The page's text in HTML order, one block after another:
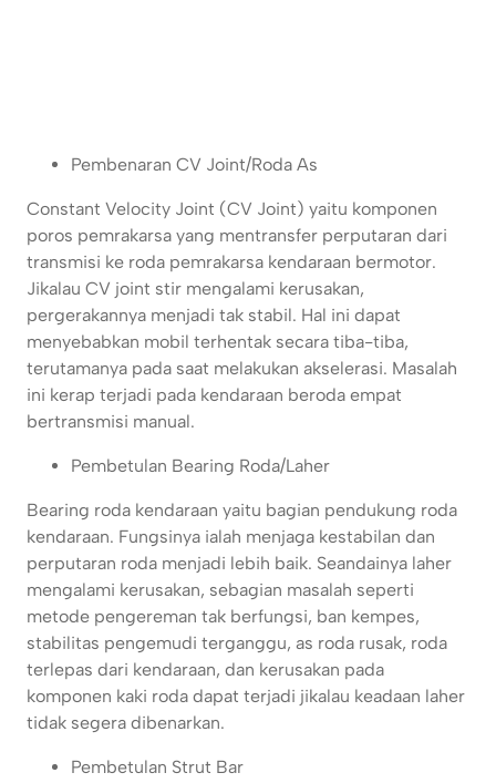
Pembenaran CV Joint/Roda As
Constant Velocity Joint (CV Joint) yaitu komponen
poros pemrakarsa yang mentransfer perputaran dari
transmisi ke roda pemrakarsa kendaraan bermotor.
Jikalau CV joint stir mengalami kerusakan,
pergerakannya menjadi tak stabil. Hal ini dapat
menyebabkan mobil terhentak secara tiba-tiba,
terutamanya pada saat melakukan akselerasi. Masalah
ini kerap terjadi pada kendaraan beroda empat
bertransmisi manual.
Pembetulan Bearing Roda/Laher
Bearing roda kendaraan yaitu bagian pendukung roda
kendaraan. Fungsinya ialah menjaga kestabilan dan
perputaran roda menjadi lebih baik. Seandainya laher
mengalami kerusakan, sebagian masalah seperti
metode pengereman tak berfungsi, ban kempes,
stabilitas pengemudi terganggu, as roda rusak, roda
terlepas dari kendaraan, dan kerusakan pada
komponen kaki roda dapat terjadi jikalau keadaan laher
tidak segera dibenarkan.
Pembetulan Strut Bar